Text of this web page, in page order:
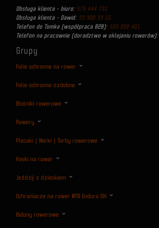
Obsługa klienta - biuro: 575 444 731
Obsługa klienta - Dawid: 33 300 33 15
Telefon do Tomka (współpraca B2B): 505 002 401
Telefon na pracownie (doradztwo w oklejaniu rowerów):
Grupy
Folie ochronne na rower
Folie ochronne ozdobne
Błotniki rowerowe
Rowery
Plecaki | Nerki | Torby rowerowe
Kaski na rower
Jeździj z dzieckiem
Ochraniacze na rower MTB Enduro DH
Bidony rowerowe